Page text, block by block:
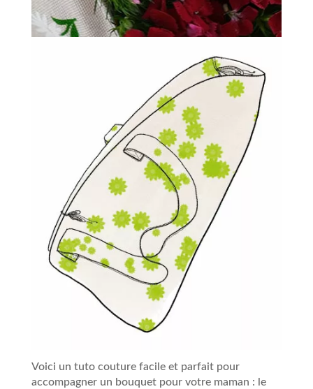
Voici un tuto couture facile et parfait pour
accompagner un bouquet pour votre maman : le